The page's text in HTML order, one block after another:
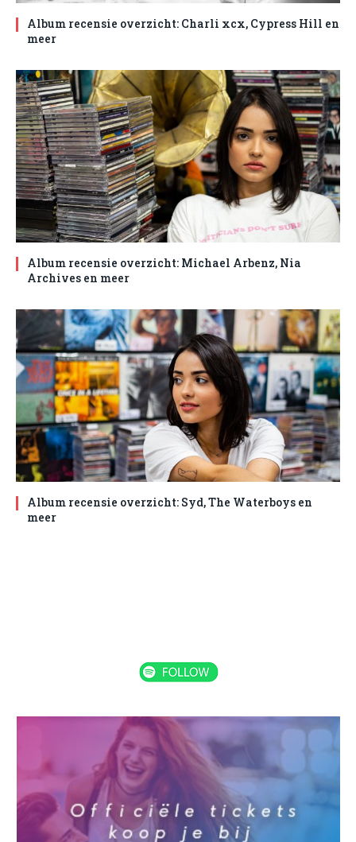
Album recensie overzicht: Charli xcx, Cypress Hill en
meer
Album recensie overzicht: Michael Arbenz, Nia
Archives en meer
Album recensie overzicht: Syd, The Waterboys en
meer